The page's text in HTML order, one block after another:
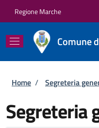
Regione Marche
Comune
Briciole di
Home / Segreteria
Segreteria